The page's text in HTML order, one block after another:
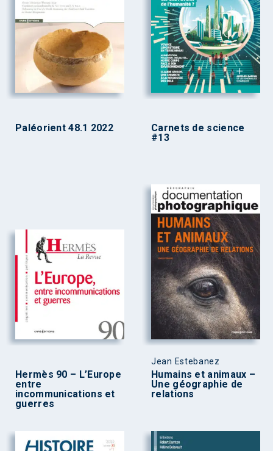
Paléorient 48.1 2022
Carnets de science
#13
Hermès 90 – L’Europe
entre
incommunications et
guerres
Jean Estebanez
Humains et animaux –
Une géographie de
relations